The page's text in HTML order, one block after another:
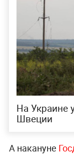
На Украине
Швеции
А накануне